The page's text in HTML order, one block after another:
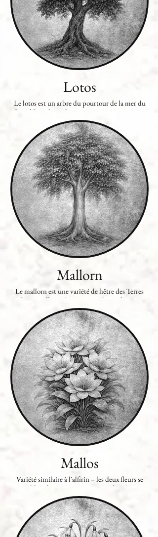
Lotos
Le lotos est un arbre du pourtour de la mer du
Grand Lac, de couleur noire et aux proportions
similaires à celles du poirier. Il produit des fruits
de couleur pourpre gros comme des fèves dont
est issu un vin très sucré ainsi que des fleurs qui,
une fois ingérées, provoquent l’oubli.
Mallorn
Le mallorn est une variété de hêtre des Terres
Immortelles présentant une écorce lisse et
argentée, et sur lequel poussent des grappes de
fleurs jaunes ainsi que des noix grises. Ses feuilles
vertes et argentées virent au doré durant
l'automne et demeurent sur l'arbre tout l'hiver,
ne tombant qu'au printemps pour être
remplacées par de nouvelles. Conscrit à
l'Amalfirin, on trouve quelques mallorns dans
les autres domaines elfiques du monde,
importés là il y a bien longtemps.
Mallos
Variété similaire à l'alfirin – les deux fleurs se
ressemblent beaucoup et partagent la même aire
de développement – la fleur d'or possède la
particularité de ne jamais se faner et, pour cette
raison, est très prisée des jardiniers.